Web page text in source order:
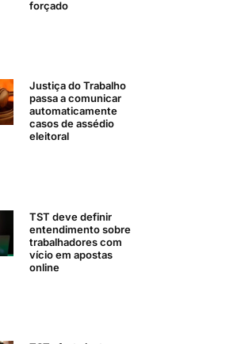
forçado
Justiça do Trabalho
passa a comunicar
automaticamente
casos de assédio
eleitoral
TST deve definir
entendimento sobre
trabalhadores com
vício em apostas
online